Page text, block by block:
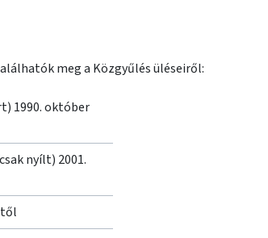
meg a Közgyűlés üléseiről:
1990. október
nyílt) 2001.